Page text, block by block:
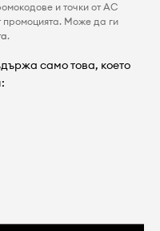
и точки от AC
промоцията. Може да ги
.
само това, което